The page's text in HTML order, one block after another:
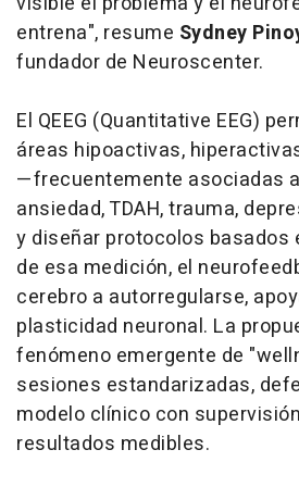
entrena", resume Sydney
fundador de Neuroscenter.
El QEEG (Quantitative EEG)
áreas hipoactivas,
—frecuentemente asociadas
ansiedad, TDAH, trauma,
y diseñar protocolos basados
de esa medición, el
cerebro a autorregularse,
plasticidad neuronal. La
fenómeno emergente de
sesiones estandarizadas,
modelo clínico con
resultados medibles.